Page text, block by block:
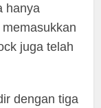
hanya
juga telah
dengan tiga